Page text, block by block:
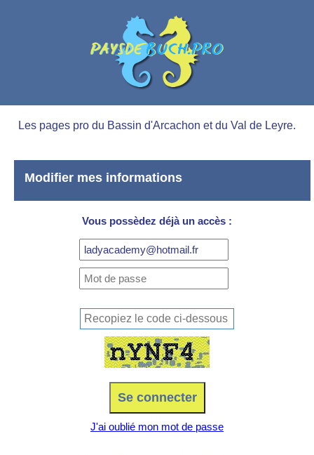
Les pages pro du Bassin d'Arcachon et du Val de Leyre.
Modifier mes informations
Vous possèdez déjà un accès :
J'ai oublié mon mot de passe